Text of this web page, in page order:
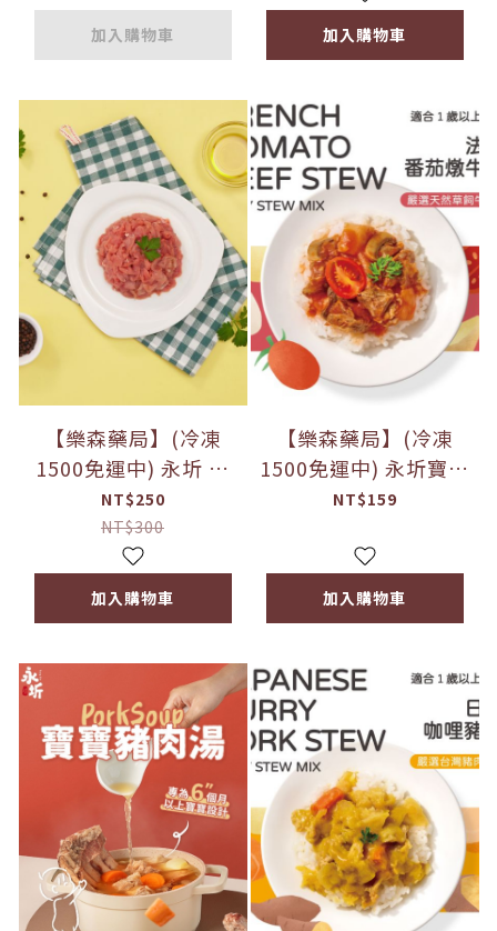
加入購物車 加入購物車
【樂森藥局】(冷凍
1500免運中) 永圻 台
灣溫體豬肉『絲』
200g
NT$250
NT$300
加入購物車
【樂森藥局】(冷凍
1500免運中) 永圻寶寶
燴料｜法式番茄燉牛
NT$159
加入購物車